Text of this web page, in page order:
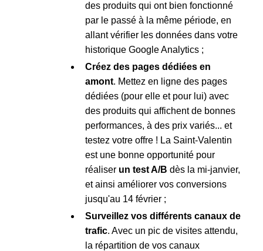
des produits qui ont bien fonctionné
par le passé à la même période, en
allant vérifier les données dans votre
historique Google Analytics ;
Créez des pages dédiées en
amont. Mettez en ligne des pages
dédiées (pour elle et pour lui) avec
des produits qui affichent de bonnes
performances, à des prix variés... et
testez votre offre ! La Saint-Valentin
est une bonne opportunité pour
réaliser un test A/B dès la mi-janvier,
et ainsi améliorer vos conversions
jusqu'au 14 février ;
Surveillez vos différents canaux de
trafic. Avec un pic de visites attendu,
la répartition de vos canaux